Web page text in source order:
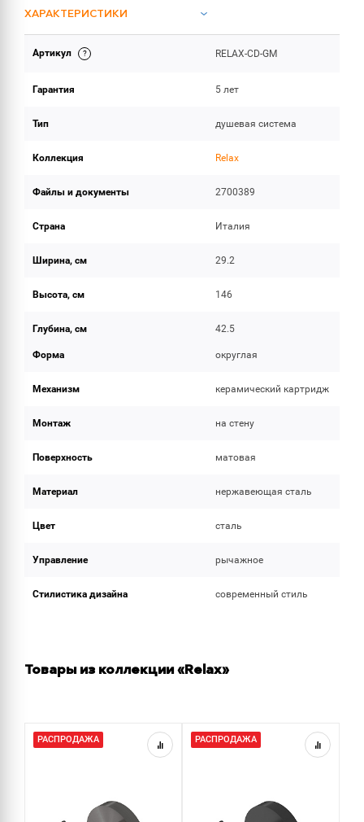
ХАРАКТЕРИСТИКИ
ИНСТРУКЦИИ И ДОКУМЕНТАЦИЯ
Артикул RELAX-CD-GM
Гарантия 5 лет
Тип душевая система
Коллекция Relax
Файлы и документы 2700389
Страна Италия
Ширина, см 29.2
Высота, см 146
Глубина, см 42.5
Форма округлая
Механизм керамический картридж
Монтаж на стену
Поверхность матовая
Материал нержавеющая сталь
Цвет сталь
Управление рычажное
Стилистика дизайна современный стиль
Товары из коллекции «Relax»
РАСПРОДАЖА РАСПРОДАЖА